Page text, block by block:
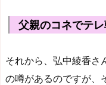
父親のコネでテレ
それから、弘中綾香さ
の噂があるのですが、